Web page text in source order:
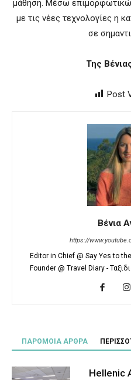
μάθηση. Μέσω
με τις νέες τεχνολογίες η
σε
Της
Post
Βένια
https://
Editor in Chief @ Say Yes to
Founder @ Travel Diary -
ΠΑΡΟΜΟΙΑ ΑΡΘΡΑ
Hellenic